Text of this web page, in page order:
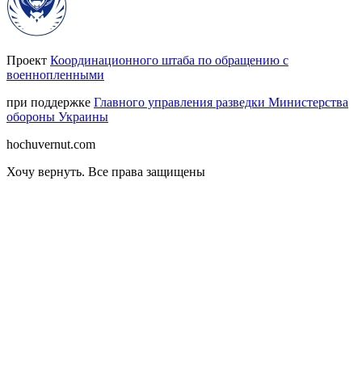
Проект Координационного штаба по обращению с
военнопленными
при поддержке Главного управления разведки Министерства
обороны Украины
hochuvernut.com
Хочу вернуть. Все права защищены